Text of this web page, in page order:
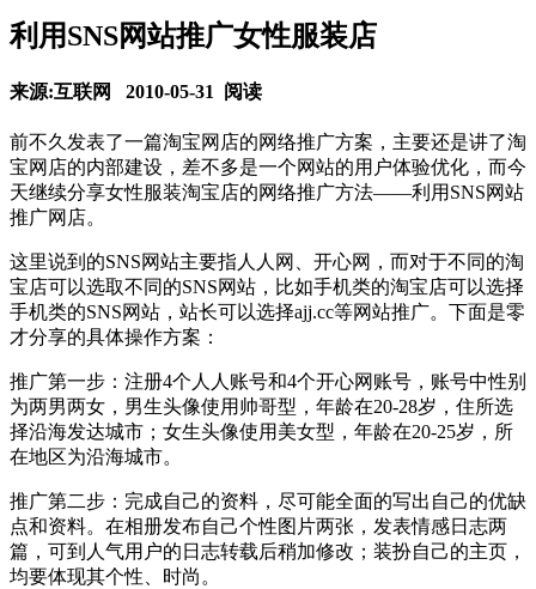
利用SNS网站推广女性服装店
来源:互联网 2010-05-31 阅读
前不久发表了一篇淘宝网店的网络推广方案，主要还是讲了淘
宝网店的内部建设，差不多是一个网站的用户体验优化，而今
天继续分享女性服装淘宝店的网络推广方法——利用SNS网站
推广网店。
这里说到的SNS网站主要指人人网、开心网，而对于不同的淘
宝店可以选取不同的SNS网站，比如手机类的淘宝店可以选择
手机类的SNS网站，站长可以选择ajj.cc等网站推广。下面是零
才分享的具体操作方案：
推广第一步：注册4个人人账号和4个开心网账号，账号中性别
为两男两女，男生头像使用帅哥型，年龄在20-28岁，住所选
择沿海发达城市；女生头像使用美女型，年龄在20-25岁，所
在地区为沿海城市。
推广第二步：完成自己的资料，尽可能全面的写出自己的优缺
点和资料。在相册发布自己个性图片两张，发表情感日志两
篇，可到人气用户的日志转载后稍加修改；装扮自己的主页，
均要体现其个性、时尚。